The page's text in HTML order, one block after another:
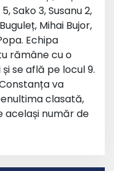
Sako 3, Susanu 2,
Mihai Bujor,
Echipa
rămâne cu o
se află pe locul 9.
va
clasată,
același număr de